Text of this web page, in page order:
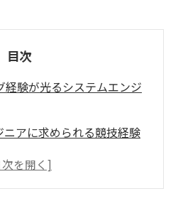
目次
経験が光るシステムエンジ
ニアに求められる競技経験
活きるシステムエンジニア